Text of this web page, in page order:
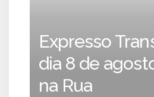
Expresso
dia 8 de
na Rua